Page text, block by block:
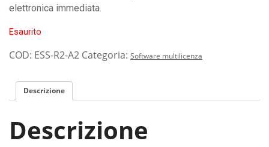
elettronica immediata.
Esaurito
COD: ESS-R2-A2 Categoria: Software multilicenza
Descrizione
Descrizione